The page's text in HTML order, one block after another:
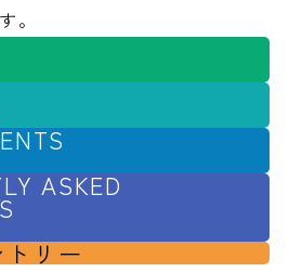
。
ASKED
トリー